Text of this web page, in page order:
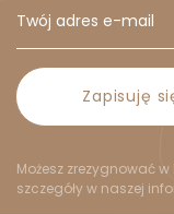
Zapisuję
Możesz zrezygnować
szczegóły w naszej